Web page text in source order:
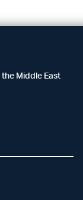
Middle East